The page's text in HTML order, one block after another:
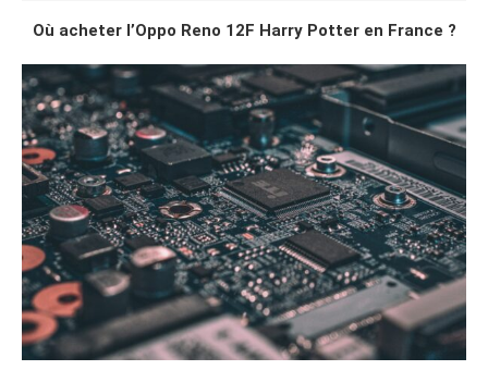
Où acheter l’Oppo Reno 12F Harry Potter en France ?